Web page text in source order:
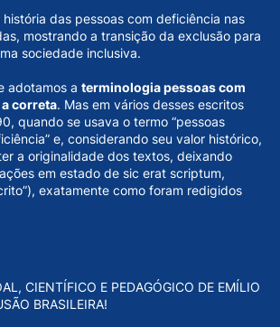
das pessoas com deficiência nas
mostrando a transição da exclusão para
sociedade inclusiva.
adotamos a terminologia pessoas com
correta. Mas em vários desses escritos
quando se usava o termo “pessoas
e, considerando seu valor histórico,
a originalidade dos textos, deixando
em estado de sic erat scriptum,
exatamente como foram redigidos
CIENTÍFICO E PEDAGÓGICO DE EMÍLIO
BRASILEIRA!